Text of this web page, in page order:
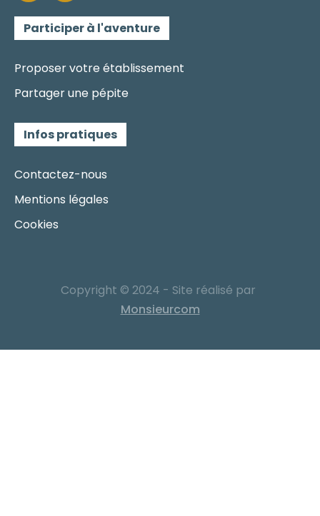
Participer à l'aventure
Proposer votre établissement
Partager une pépite
Infos pratiques
Contactez-nous
Mentions légales
Cookies
Copyright © 2024 - Site réalisé par
Monsieurcom